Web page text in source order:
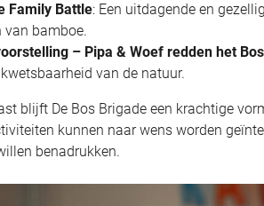
Family Battle: Een uitdagende en
van bamboe.
– Pipa & Woef redden het Bos
van de natuur.
blijft De Bos Brigade een krachtige
kunnen naar wens worden
benadrukken.